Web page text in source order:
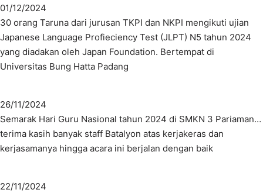
01/12/2024
30 orang Taruna dari jurusan TKPI dan NKPI mengikuti ujian
Japanese Language Profieciency Test (JLPT) N5 tahun 2024
yang diadakan oleh Japan Foundation. Bertempat di
Universitas Bung Hatta Padang
26/11/2024
Semarak Hari Guru Nasional tahun 2024 di SMKN 3 Pariaman…
terima kasih banyak staff Batalyon atas kerjakeras dan
kerjasamanya hingga acara ini berjalan dengan baik
22/11/2024